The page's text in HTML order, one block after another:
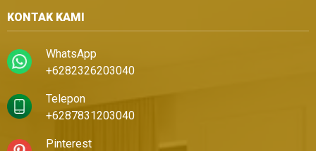
KONTAK KAMI
WhatsApp
+6282326203040
Telepon
+6287831203040
Pinterest